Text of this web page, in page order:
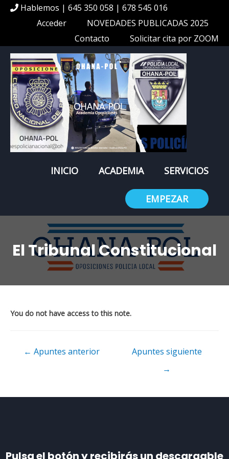
Hablemos | 645 350 058 | 678 545 016
Acceder
NOVEDADES PUBLICADAS 2025
Contacto
Solicitar cita por ZOOM
INICIO ACADEMIA SERVICIOS
EMPEZAR
El Tribunal Constitucional
You do not have access to this note.
← Apuntes anterior
Apuntes siguiente
→
Pulsa el botón y recibirás un descargable